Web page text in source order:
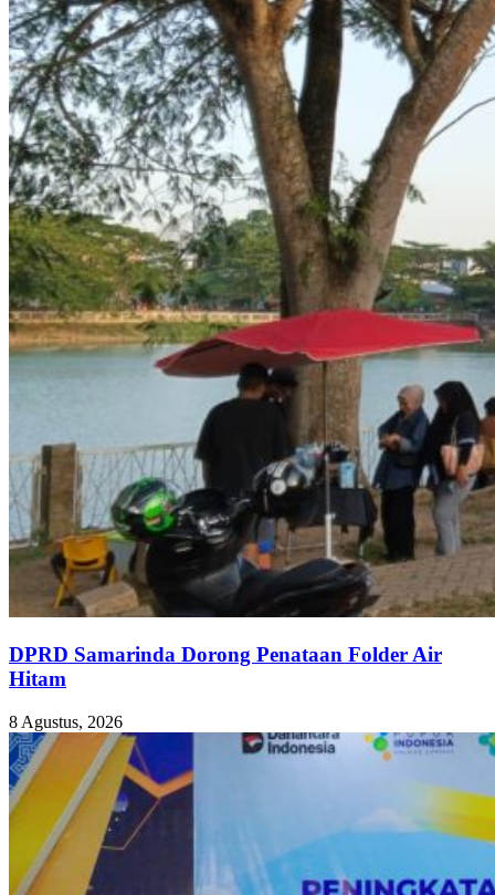
DPRD Samarinda Dorong Penataan Folder Air
Hitam
8 Agustus, 2026